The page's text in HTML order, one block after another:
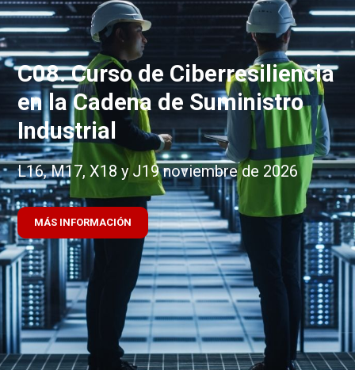
C08. Curso de Ciberresiliencia
en la Cadena de Suministro
Industrial
L16, M17, X18 y J19 noviembre de 2026
MÁS INFORMACIÓN